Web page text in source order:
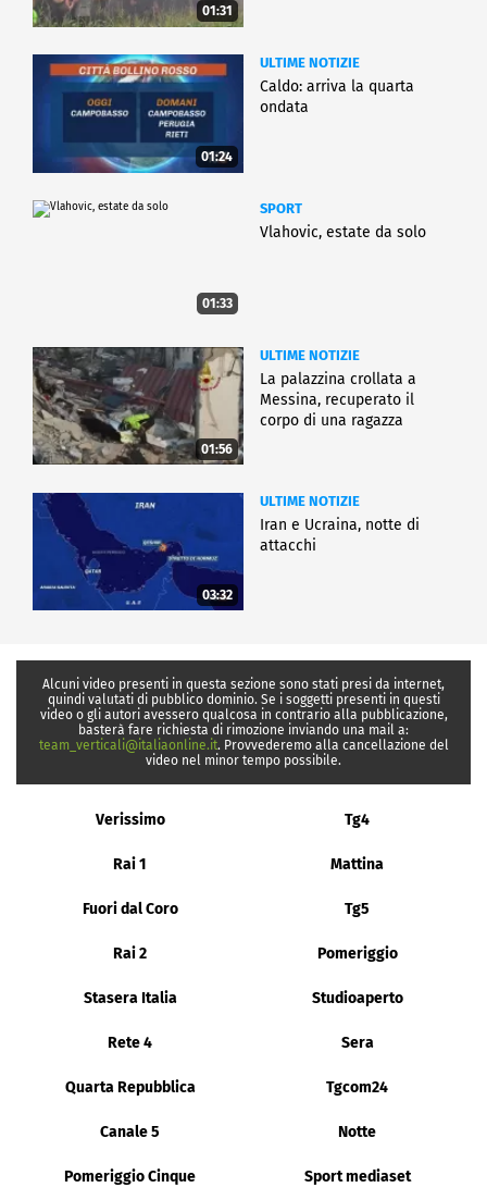
01:31
01:24
ULTIME NOTIZIE
Caldo: arriva la quarta
ondata
01:33
SPORT
Vlahovic, estate da solo
01:56
ULTIME NOTIZIE
La palazzina crollata a
Messina, recuperato il
corpo di una ragazza
03:32
ULTIME NOTIZIE
Iran e Ucraina, notte di
attacchi
Alcuni video presenti in questa sezione sono stati presi da internet,
quindi valutati di pubblico dominio. Se i soggetti presenti in questi
video o gli autori avessero qualcosa in contrario alla pubblicazione,
basterà fare richiesta di rimozione inviando una mail a:
team_verticali@italiaonline.it. Provvederemo alla cancellazione del
video nel minor tempo possibile.
Verissimo Tg4
Rai 1 Mattina
Fuori dal Coro Tg5
Rai 2 Pomeriggio
Stasera Italia Studioaperto
Rete 4 Sera
Quarta Repubblica Tgcom24
Canale 5 Notte
Pomeriggio Cinque Sport mediaset